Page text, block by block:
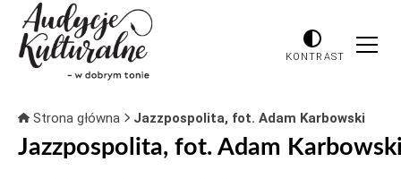
KONTRAST
Strona główna Jazzpospolita, fot. Adam Karbowski
Jazzpospolita, fot. Adam